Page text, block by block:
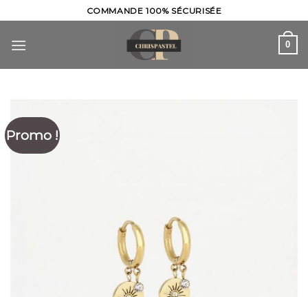
to
content
COMMANDE 100% SÉCURISÉE
0
Promo !